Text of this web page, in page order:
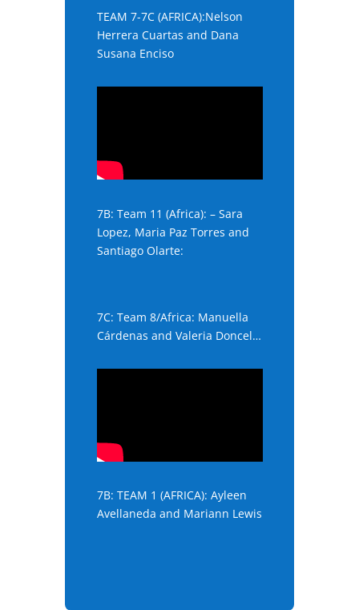
TEAM 7-7C (AFRICA):Nelson
Herrera Cuartas and Dana
Susana Enciso
7B: Team 11 (Africa): – Sara
Lopez, Maria Paz Torres and
Santiago Olarte:
7C: Team 8/Africa: Manuella
Cárdenas and Valeria Doncel…
7B: TEAM 1 (AFRICA): Ayleen
Avellaneda and Mariann Lewis